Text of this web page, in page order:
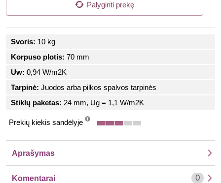
Palyginti prekę
Svoris: 10 kg
Korpuso plotis: 70 mm
Uw: 0,94 W/m2K
Tarpinė: Juodos arba pilkos spalvos tarpinės
Stiklų paketas: 24 mm, Ug = 1,1 W/m2K
Prekių kiekis sandėlyje
Aprašymas
Komentarai 0